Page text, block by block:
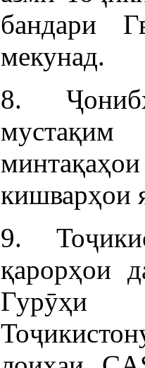
бандари
мекунад.
8.
кишварҳои
9.
қарорҳои
Гурӯҳи